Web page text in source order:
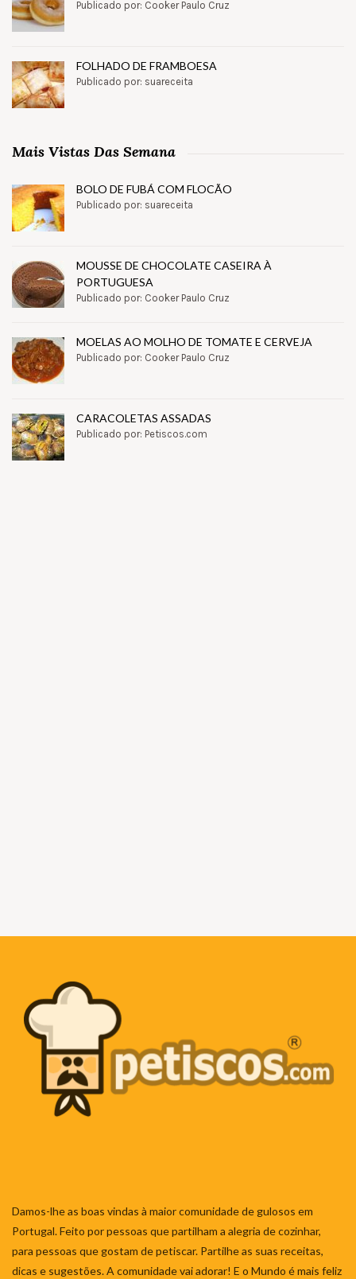
Publicado por: Cooker Paulo Cruz
FOLHADO DE FRAMBOESA
Publicado por: suareceita
Mais Vistas Das Semana
BOLO DE FUBÁ COM FLOCÃO
Publicado por: suareceita
MOUSSE DE CHOCOLATE CASEIRA À
PORTUGUESA
Publicado por: Cooker Paulo Cruz
MOELAS AO MOLHO DE TOMATE E CERVEJA
Publicado por: Cooker Paulo Cruz
CARACOLETAS ASSADAS
Publicado por: Petiscos.com
Damos-lhe as boas vindas à maior comunidade de gulosos em
Portugal. Feito por pessoas que partilham a alegria de cozinhar,
para pessoas que gostam de petiscar. Partilhe as suas receitas,
dicas e sugestões. A comunidade vai adorar! E o Mundo é mais feliz